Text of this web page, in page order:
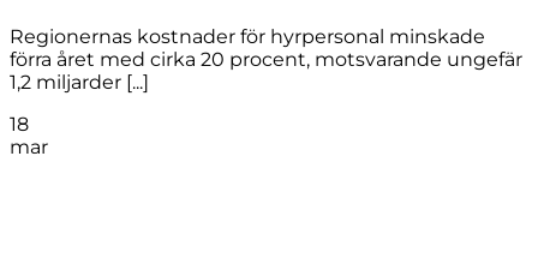
Regionernas kostnader för hyrpersonal minskade
förra året med cirka 20 procent, motsvarande ungefär
1,2 miljarder [...]
18
mar